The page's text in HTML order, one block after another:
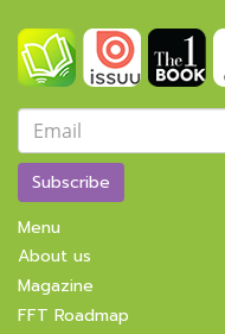
Subscribe
Menu
About us
Magazine
FFT Roadmap